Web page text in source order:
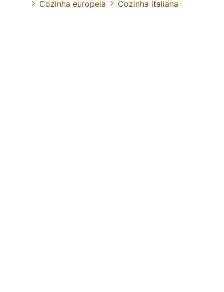
Cozinha europeia Cozinha italiana